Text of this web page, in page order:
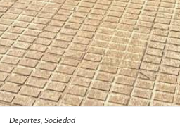
| Deportes Sociedad